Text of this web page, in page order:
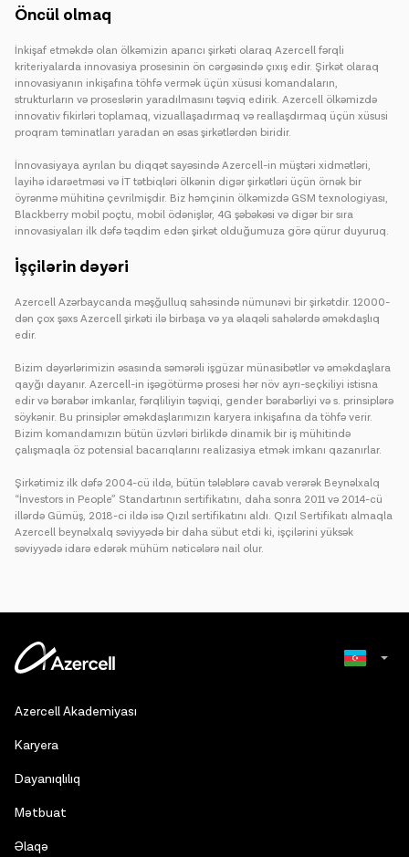
Öncül olmaq
İnkişaf etməkdə olan ölkəmizin aparıcı şirkəti olaraq Azercell fərqli
kriteriyalarda innovasiya prosesinin ön cərgəsində çıxış edir. Şirkət olaraq
innovasiyanın inkişafına töhfə vermək üçün xüsusi komandaların,
strukturların və proseslərin yaradılmasını təşviq edirik. Azercell ölkəmizdə
innovativ fikirləri toplamaq, vizuallaşadırmaq və reallaşdırmaq üçün xüsusi
proqram təminatları yaradan ən əsas şirkətlərdən biridir.
İnnovasiyaya ayrılan bu diqqət sayəsində Azercell-in müştəri xidmətləri,
layihə idarəetməsi və İT tətbiqləri ölkənin digər şirkətləri üçün örnək bir
öyrənmə mühitinə çevrilmişdir. Biz həmçinin ölkəmizdə GSM texnologiyası,
Blackberry mobil poçtu, mobil ödənişlər, 4G şəbəkəsi və digər bir sıra
innovasiyaları ilk dəfə təqdim edən şirkət olduğumuza görə qürur duyuruq.
İşçilərin dəyəri
Azercell Azərbaycanda məşğulluq sahəsində nümunəvi bir şirkətdir. 12000-
dən çox şəxs Azercell şirkəti ilə birbaşa və ya əlaqəli sahələrdə əməkdaşlıq
edir.
Bizim dəyərlərimizin əsasında səmərəli işgüzar münasibətlər və əməkdaşlara
qayğı dayanır. Azercell-in işəgötürmə prosesi hər növ ayrı-seçkiliyi istisna
edir və bərabər imkanlar, fərqliliyin təşviqi, gender bərabərliyi və s. prinsiplərə
söykənir. Bu prinsiplər əməkdaşlarımızın karyera inkişafına da töhfə verir.
Bizim komandamızın bütün üzvləri birlikdə dinamik bir iş mühitində
çalışmaqla öz potensial bacarıqlarını realizasiya etmək imkanı qazanırlar.
Şirkətimiz ilk dəfə 2004-cü ildə, bütün tələblərə cavab verərək Beynəlxalq
“İnvestors in People” Standartının sertifikatını, daha sonra 2011 və 2014-cü
illərdə Gümüş, 2018-ci ildə isə Qızıl sertifikatını aldı. Qızıl Sertifikatı almaqla
Azercell beynəlxalq səviyyədə bir daha sübut etdi ki, işçilərini yüksək
səviyyədə idarə edərək mühüm nəticələrə nail olur.
Azercell Akademiyası
Karyera
Dayanıqlılıq
Mətbuat
Əlaqə